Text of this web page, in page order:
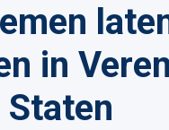
in
Staten